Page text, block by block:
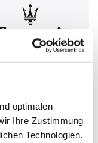
optimalen
Ihre Zustimmung
Technologien.